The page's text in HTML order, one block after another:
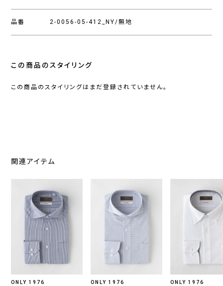
品番 2-0056-05-412_NY/無地
この商品のスタイリング
この商品のスタイリングはまだ登録されていません。
関連アイテム
ONLY 1976
ONLY 1976
ONLY 1976